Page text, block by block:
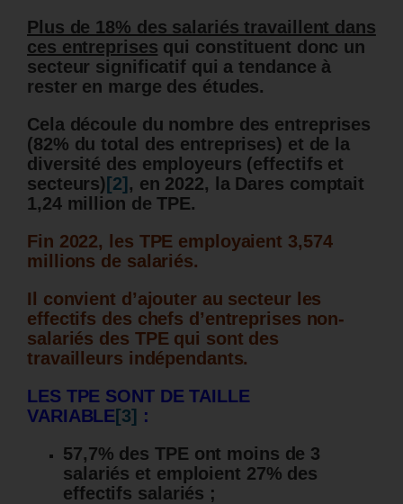
Plus de 18% des salariés travaillent dans
ces entreprises qui constituent donc un
secteur significatif qui a tendance à
rester en marge des études.
Cela découle du nombre des entreprises
(82% du total des entreprises) et de la
diversité des employeurs (effectifs et
secteurs) [2] , en 2022, la Dares comptait
1,24 million de TPE.
Fin 2022, les TPE employaient 3,574
millions de salariés.
Il convient d’ajouter au secteur les
effectifs des chefs d’entreprises non-
salariés des TPE qui sont des
travailleurs indépendants.
LES TPE SONT DE TAILLE
VARIABLE[3] :
57,7% des TPE ont moins de 3
salariés et emploient 27% des
effectifs salariés ;